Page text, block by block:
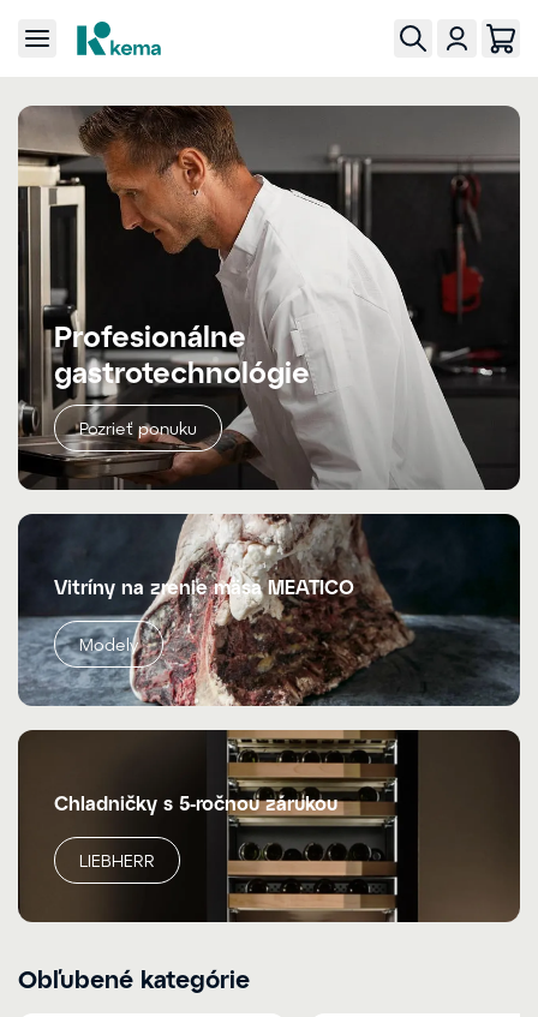
Profesionálne
gastrotechnológie
Pozrieť ponuku
Vitríny na zrenie mäsa MEATICO
Modely
Chladničky s 5-ročnou zárukou
LIEBHERR
Obľubené kategórie